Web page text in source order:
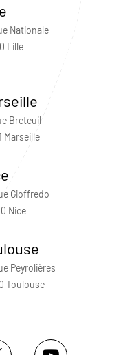
Nationale
Lille
Breteuil
Marseille
Gioffredo
Nice
Peyrolières
Toulouse